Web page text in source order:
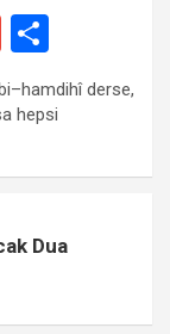
G
m
ail
h
ar derse,
hepsi
Dua